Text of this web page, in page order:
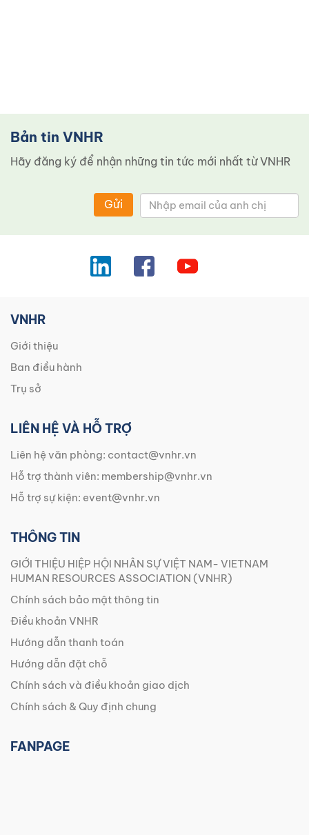
Bản tin VNHR
Hãy đăng ký để nhận những tin tức mới nhất từ ​​VNHR
Gửi
VNHR
Giới thiệu
Ban điều hành
Trụ sở
LIÊN HỆ VÀ HỖ TRỢ
Liên hệ văn phòng: contact@vnhr.vn
Hỗ trợ thành viên: membership@vnhr.vn
Hỗ trợ sự kiện: event@vnhr.vn
THÔNG TIN
GIỚI THIỆU HIỆP HỘI NHÂN SỰ VIỆT NAM- VIETNAM
HUMAN RESOURCES ASSOCIATION (VNHR)
Chính sách bảo mật thông tin
Điều khoản VNHR
Hướng dẫn thanh toán
Hướng dẫn đặt chỗ
Chính sách và điều khoản giao dịch
Chính sách & Quy định chung
FANPAGE